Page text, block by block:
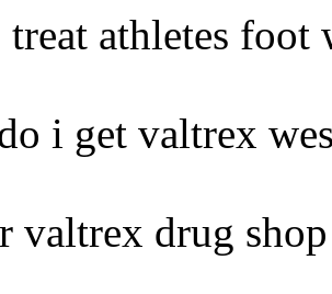
athletes foot
i get valtrex
valtrex drug shop